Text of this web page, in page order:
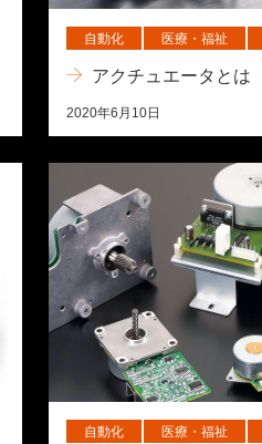
自動化 医療・福祉
アクチュエータとは
2020年6月10日
自動化 医療・福祉